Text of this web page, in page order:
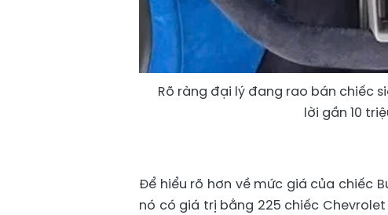
Rõ ràng đại lý đang rao bán chiếc
lời gần 10
Để hiểu rõ hơn về mức giá của chiếc
nó có giá trị bằng 225 chiếc